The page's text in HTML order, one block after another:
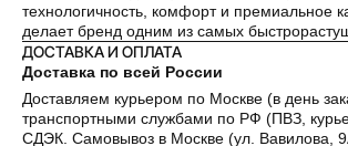
технологичность, комфорт и премиальное
делает бренд одним из самых
ДОСТАВКА И ОПЛАТА
Доставка по всей России
Доставляем курьером по Москве (в день
транспортными службами по РФ (ПВЗ,
СДЭК. Самовывоз в Москве (ул. Вавилова,